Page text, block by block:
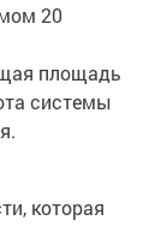
20
площадь
системы
которая